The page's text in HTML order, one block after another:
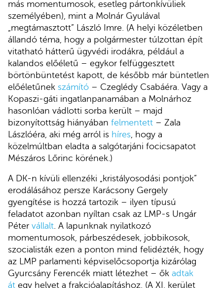
más momentumosok, esetleg pártonkívüliek
személyében), mint a Molnár Gyulával
„megtámasztott” László Imre. (A helyi közéletben
állandó téma, hogy a polgármester túlzottan épít
vitatható hátterű ügyvédi irodákra, például a
kalandos előéletű – egykor felfüggesztett
börtönbüntetést kapott, de később már büntetlen
előéletűnek számító – Czeglédy Csabáéra. Vagy a
Kopaszi-gáti ingatlanpanamában a Molnárhoz
hasonlóan vádlotti sorba került – majd
bizonyítottság hiányában felmentett – Zala
Lászlóéra, aki még arról is híres , hogy a
közelmúltban eladta a salgótarjáni focicsapatot
Mészáros Lőrinc körének.)
A DK-n kívüli ellenzéki „kristályosodási pontjok”
erodálásához persze Karácsony Gergely
gyengítése is hozzá tartozik – ilyen típusú
feladatot azonban nyíltan csak az LMP-s Ungár
Péter vállalt. A lapunknak nyilatkozó
momentumosok, párbeszédesek, jobbikosok,
szocialisták ezen a ponton mind felidézték, hogy
az LMP parlamenti képviselőcsoportja kizárólag
Gyurcsány Ferencék miatt létezhet – ők adtak
át egy helyet a frakcióalapításhoz. (A XI. kerület